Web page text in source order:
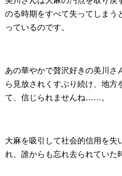
のる時期をすべて失ってしまう
っているのです。
あの華やかで贅沢好きの美川さ
ら見放されくすぶり続け、地方
て、信じられませんね……。
大麻を吸引して社会的信用を失
れ、誰からも忘れ去られていた